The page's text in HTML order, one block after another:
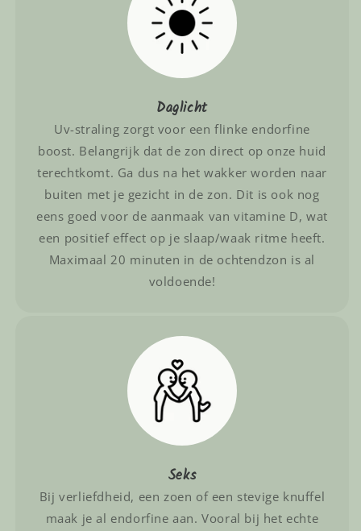
Daglicht
Uv-straling zorgt voor een flinke endorfine
boost. Belangrijk dat de zon direct op onze huid
terechtkomt. Ga dus na het wakker worden naar
buiten met je gezicht in de zon. Dit is ook nog
eens goed voor de aanmaak van vitamine D, wat
een positief effect op je slaap/waak ritme heeft.
Maximaal 20 minuten in de ochtendzon is al
voldoende!
Seks
Bij verliefdheid, een zoen of een stevige knuffel
maak je al endorfine aan. Vooral bij het echte